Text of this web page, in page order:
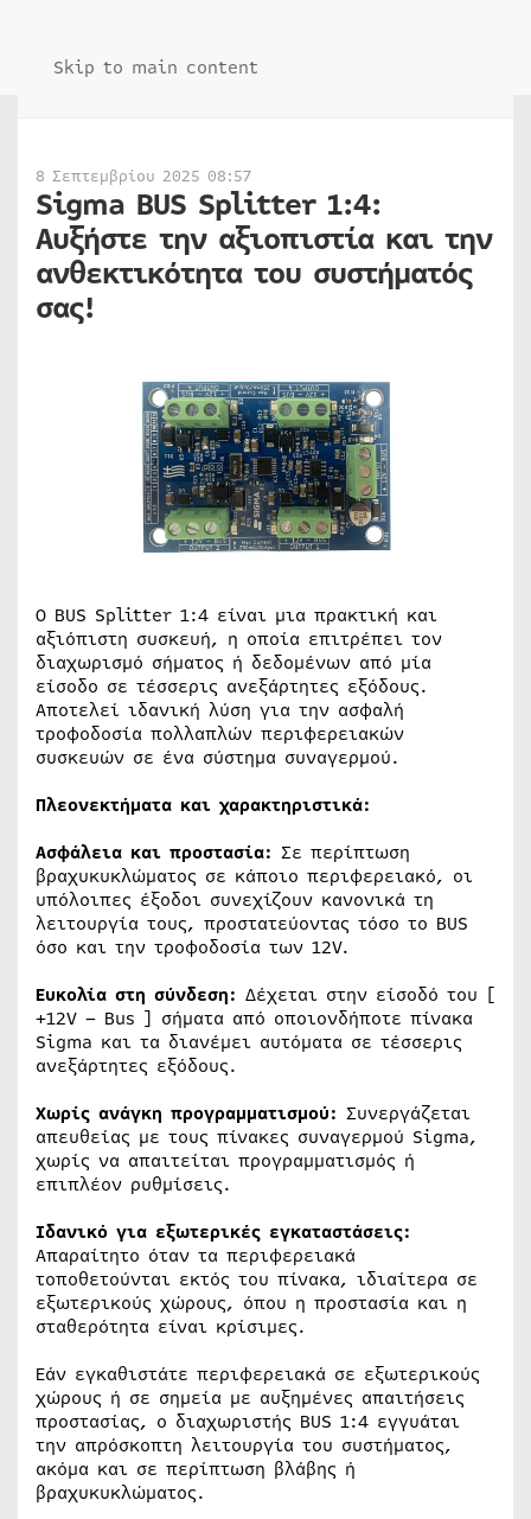
Skip to main content
8 Σεπτεμβρίου 2025 08:57
Sigma BUS Splitter 1:4:
Αυξήστε την αξιοπιστία και την
ανθεκτικότητα του συστήματός
σας!
Ο BUS Splitter 1:4 είναι μια πρακτική και
αξιόπιστη συσκευή, η οποία επιτρέπει τον
διαχωρισμό σήματος ή δεδομένων από μία
είσοδο σε τέσσερις ανεξάρτητες εξόδους.
Αποτελεί ιδανική λύση για την ασφαλή
τροφοδοσία πολλαπλών περιφερειακών
συσκευών σε ένα σύστημα συναγερμού.
Πλεονεκτήματα και χαρακτηριστικά:
Ασφάλεια και προστασία: Σε περίπτωση
βραχυκυκλώματος σε κάποιο περιφερειακό, οι
υπόλοιπες έξοδοι συνεχίζουν κανονικά τη
λειτουργία τους, προστατεύοντας τόσο το BUS
όσο και την τροφοδοσία των 12V.
Ευκολία στη σύνδεση: Δέχεται στην είσοδό του [
+12V – Bus ] σήματα από οποιονδήποτε πίνακα
Sigma και τα διανέμει αυτόματα σε τέσσερις
ανεξάρτητες εξόδους.
Χωρίς ανάγκη προγραμματισμού: Συνεργάζεται
απευθείας με τους πίνακες συναγερμού Sigma,
χωρίς να απαιτείται προγραμματισμός ή
επιπλέον ρυθμίσεις.
Ιδανικό για εξωτερικές εγκαταστάσεις:
Απαραίτητο όταν τα περιφερειακά
τοποθετούνται εκτός του πίνακα, ιδιαίτερα σε
εξωτερικούς χώρους, όπου η προστασία και η
σταθερότητα είναι κρίσιμες.
Εάν εγκαθιστάτε περιφερειακά σε εξωτερικούς
χώρους ή σε σημεία με αυξημένες απαιτήσεις
προστασίας, ο διαχωριστής BUS 1:4 εγγυάται
την απρόσκοπτη λειτουργία του συστήματος,
ακόμα και σε περίπτωση βλάβης ή
βραχυκυκλώματος.